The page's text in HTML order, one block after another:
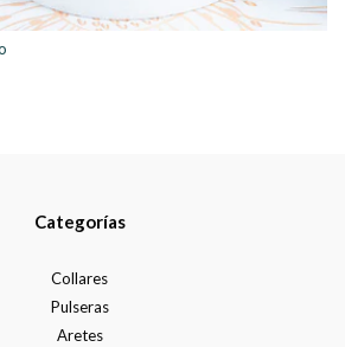
Categorías
Collares
Pulseras
Aretes